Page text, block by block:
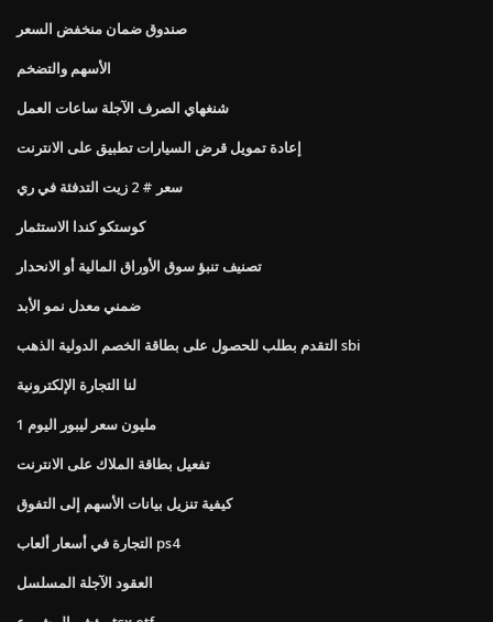
صندوق ضمان منخفض السعر
الأسهم والتضخم
شنغهاي الصرف الآجلة ساعات العمل
إعادة تمويل قرض السيارات تطبيق على الانترنت
سعر # 2 زيت التدفئة في ري
كوستكو كندا الاستثمار
تصنيف تنبؤ سوق الأوراق المالية أو الانحدار
ضمني معدل نمو الأبد
التقدم بطلب للحصول على بطاقة الخصم الدولية الذهب sbi
لنا التجارة الإلكترونية
1 مليون سعر ليبور اليوم
تفعيل بطاقة الملاك على الانترنت
كيفية تنزيل بيانات الأسهم إلى التفوق
التجارة في أسعار ألعاب ps4
العقود الآجلة المسلسل